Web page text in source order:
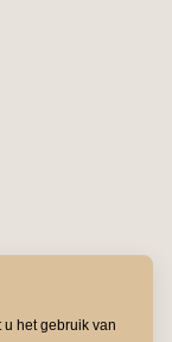
het gebruik van